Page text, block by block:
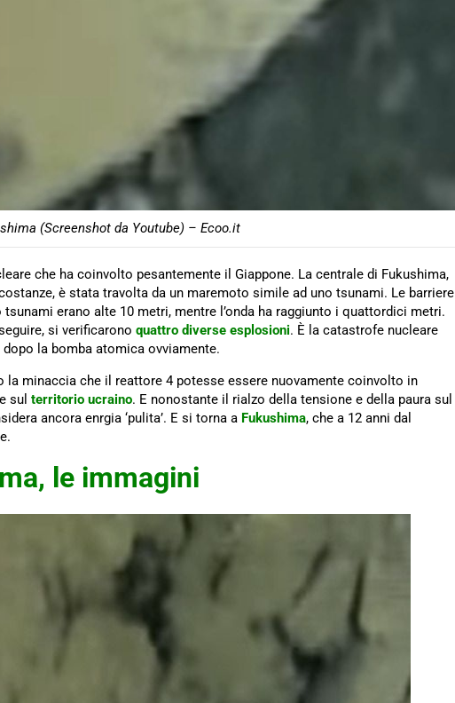
(Screenshot da Youtube) – Ecoo.it
che ha coinvolto pesantemente il Giappone. La centrale di Fukushima,
è stata travolta da un maremoto simile ad uno tsunami. Le barriere
erano alte 10 metri, mentre l’onda ha raggiunto i quattordici metri.
si verificarono quattro diverse esplosioni. È la catastrofe nucleare
dopo la bomba atomica ovviamente.
la minaccia che il reattore 4 potesse essere nuovamente coinvolto in
sul territorio ucraino. E nonostante il rialzo della tensione e della paura sul
ancora enrgia ‘pulita’. E si torna a Fukushima, che a 12 anni dal
le immagini